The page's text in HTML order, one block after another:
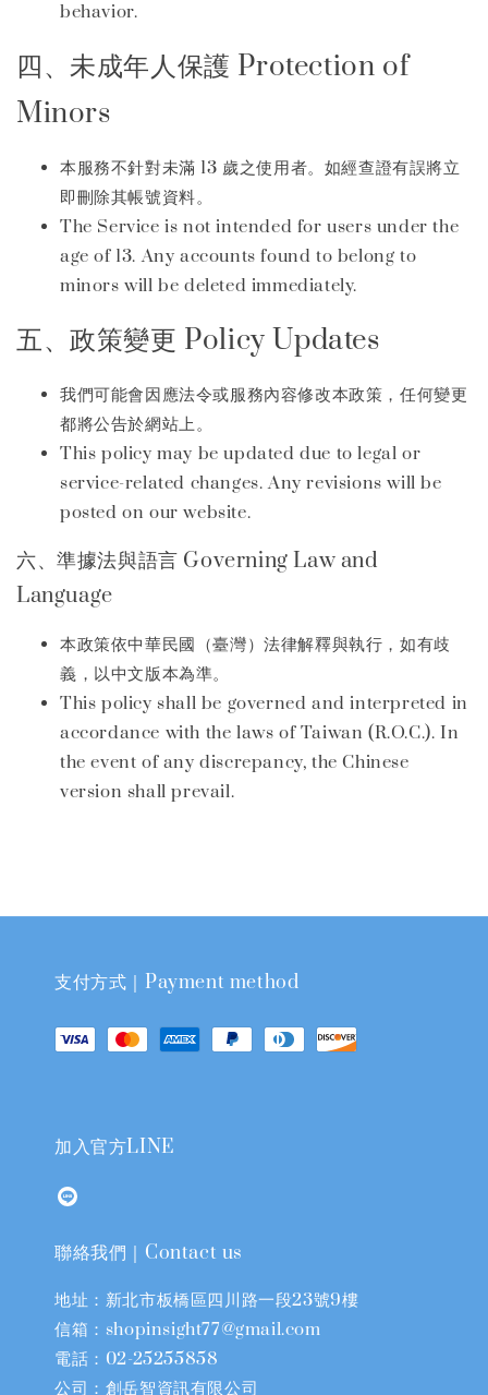
behavior.
四、未成年人保護 Protection of
Minors
本服務不針對未滿 13 歲之使用者。如經查證有誤將立
即刪除其帳號資料。
The Service is not intended for users under the
age of 13. Any accounts found to belong to
minors will be deleted immediately.
五、政策變更 Policy Updates
我們可能會因應法令或服務內容修改本政策，任何變更
都將公告於網站上。
This policy may be updated due to legal or
service-related changes. Any revisions will be
posted on our website.
六、準據法與語言 Governing Law and
Language
本政策依中華民國（臺灣）法律解釋與執行，如有歧
義，以中文版本為準。
This policy shall be governed and interpreted in
accordance with the laws of Taiwan (R.O.C.). In
the event of any discrepancy, the Chinese
version shall prevail.
支付方式｜Payment method
加入官方LINE
聯絡我們｜Contact us
地址：新北市板橋區四川路一段23號9樓
信箱：shopinsight77@gmail.com
電話：02-25255858
公司：創岳智資訊有限公司